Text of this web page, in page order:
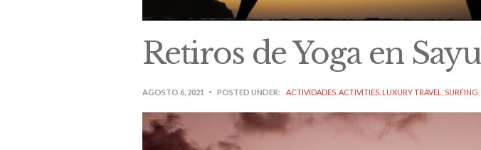
Retiros de Yoga en
AGOSTO 6, 2021 POSTED UNDER: ACTIVIDADES, ACTIVITIES, LUXURY TRAVEL SURFING